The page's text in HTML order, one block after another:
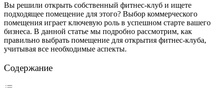
Вы решили открыть собственный фитнес-клуб и ищете
подходящее помещение для этого? Выбор коммерческого
помещения играет ключевую роль в успешном старте вашего
бизнеса. В данной статье мы подробно рассмотрим, как
правильно выбрать помещение для открытия фитнес-клуба,
учитывая все необходимые аспекты.
Содержание